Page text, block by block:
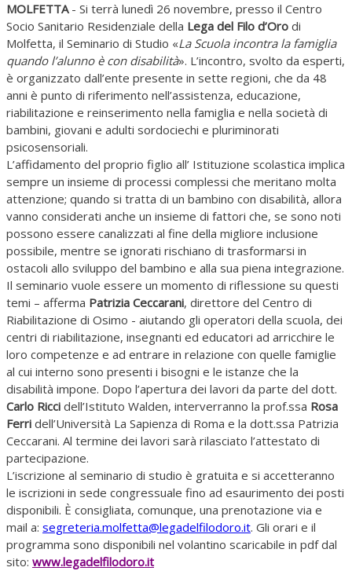
MOLFETTA - Si terrà lunedì 26 novembre, presso il Centro
Socio Sanitario Residenziale della Lega del Filo d’Oro di
Molfetta, il Seminario di Studio «La Scuola incontra la famiglia
quando l’alunno è con disabilità». L’incontro, svolto da esperti,
è organizzato dall’ente presente in sette regioni, che da 48
anni è punto di riferimento nell’assistenza, educazione,
riabilitazione e reinserimento nella famiglia e nella società di
bambini, giovani e adulti sordociechi e pluriminorati
psicosensoriali.
L’affidamento del proprio figlio all’ Istituzione scolastica implica
sempre un insieme di processi complessi che meritano molta
attenzione; quando si tratta di un bambino con disabilità, allora
vanno considerati anche un insieme di fattori che, se sono noti
possono essere canalizzati al fine della migliore inclusione
possibile, mentre se ignorati rischiano di trasformarsi in
ostacoli allo sviluppo del bambino e alla sua piena integrazione.
Il seminario vuole essere un momento di riflessione su questi
temi – afferma Patrizia Ceccarani, direttore del Centro di
Riabilitazione di Osimo - aiutando gli operatori della scuola, dei
centri di riabilitazione, insegnanti ed educatori ad arricchire le
loro competenze e ad entrare in relazione con quelle famiglie
al cui interno sono presenti i bisogni e le istanze che la
disabilità impone. Dopo l’apertura dei lavori da parte del dott.
Carlo Ricci dell’Istituto Walden, interverranno la prof.ssa Rosa
Ferri dell’Università La Sapienza di Roma e la dott.ssa Patrizia
Ceccarani. Al termine dei lavori sarà rilasciato l’attestato di
partecipazione.
L’iscrizione al seminario di studio è gratuita e si accetteranno
le iscrizioni in sede congressuale fino ad esaurimento dei posti
disponibili. È consigliata, comunque, una prenotazione via e
mail a: segreteria.molfetta@legadelfilodoro.it. Gli orari e il
programma sono disponibili nel volantino scaricabile in pdf dal
sito: www.legadelfilodoro.it